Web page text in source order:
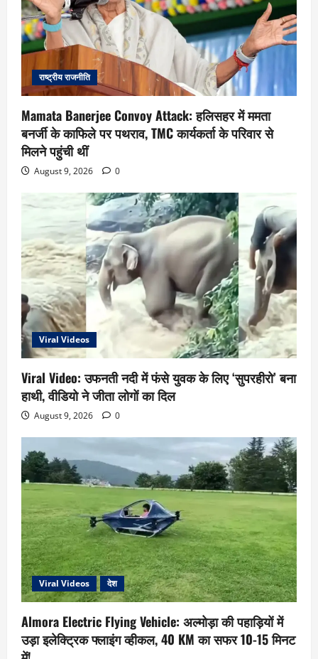
राष्ट्रीय राजनीति
Mamata Banerjee Convoy Attack: हलिसहर में ममता
बनर्जी के काफिले पर पथराव, TMC कार्यकर्ता के परिवार से
मिलने पहुंची थीं
August 9, 2026 0
Viral Videos
Viral Video: उफनती नदी में फंसे युवक के लिए ‘सुपरहीरो’ बना
हाथी, वीडियो ने जीता लोगों का दिल
August 9, 2026 0
Viral Videos देश
Almora Electric Flying Vehicle: अल्मोड़ा की पहाड़ियों में
उड़ा इलेक्ट्रिक फ्लाइंग व्हीकल, 40 KM का सफर 10-15 मिनट